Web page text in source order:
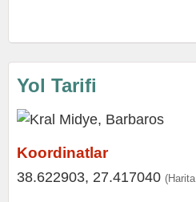
Yol Tarifi
Koordinatlar
38.622903, 27.417040